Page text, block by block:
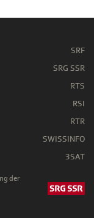
SRF
SRG SSR
RTS
RSI
RTR
SWISSINFO
3SAT
der